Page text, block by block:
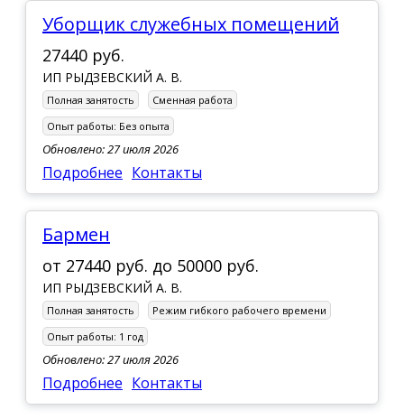
Уборщик служебных помещений
27440 руб.
ИП РЫДЗЕВСКИЙ А. В.
Полная занятость
Сменная работа
Опыт работы: Без опыта
Обновлено: 27 июля 2026
Подробнее Контакты
Бармен
от 27440 руб. до 50000 руб.
ИП РЫДЗЕВСКИЙ А. В.
Полная занятость
Режим гибкого рабочего времени
Опыт работы: 1 год
Обновлено: 27 июля 2026
Подробнее Контакты